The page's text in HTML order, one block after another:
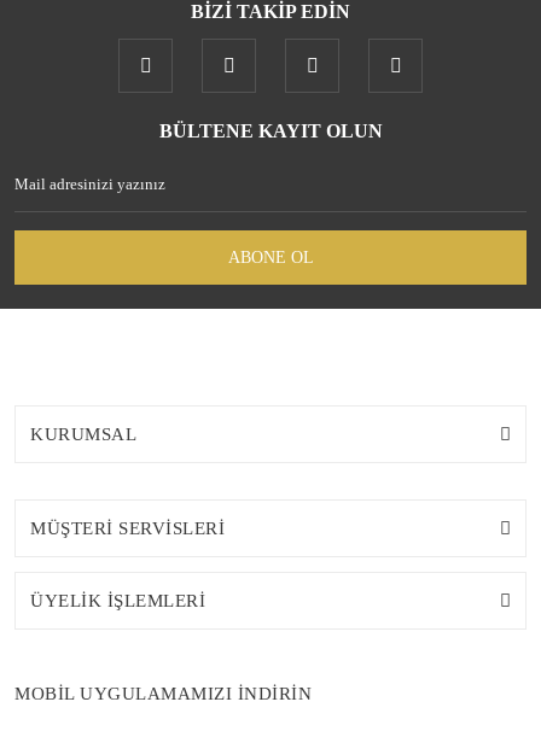
Gönder
BİZİ TAKİP EDİN
BÜLTENE KAYIT OLUN
ABONE OL
KURUMSAL
MÜŞTERİ SERVİSLERİ
ÜYELİK İŞLEMLERİ
MOBİL UYGULAMAMIZI İNDİRİN